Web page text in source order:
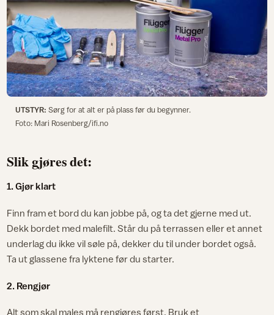
UTSTYR: Sørg for at alt er på plass før du begynner.
Foto: Mari Rosenberg/ifi.no
Slik gjøres det:
1. Gjør klart
Finn fram et bord du kan jobbe på, og ta det gjerne med ut.
Dekk bordet med malefilt. Står du på terrassen eller et annet
underlag du ikke vil søle på, dekker du til under bordet også.
Ta ut glassene fra lyktene før du starter.
2. Rengjør
Alt som skal males må rengjøres først. Bruk et